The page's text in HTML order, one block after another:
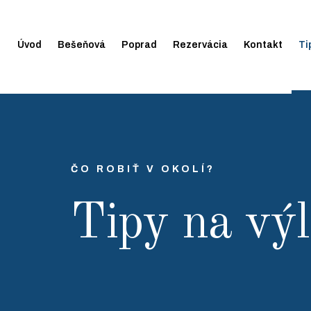
Úvod Bešeňová Poprad Rezervácia Kontakt
ČO ROBIŤ V OKOLÍ?
Tipy na